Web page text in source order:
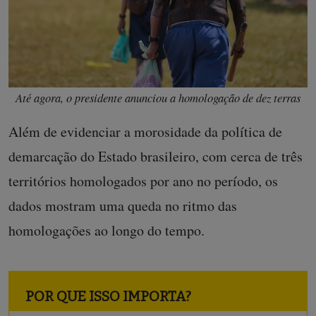
Até agora, o presidente anunciou a homologação de dez terras
Além de evidenciar a morosidade da política de
demarcação do Estado brasileiro, com cerca de três
territórios homologados por ano no período, os
dados mostram uma queda no ritmo das
homologações ao longo do tempo.
POR QUE ISSO IMPORTA?